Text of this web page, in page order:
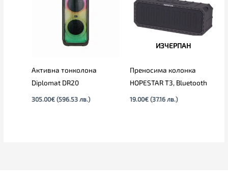
Активна тонколона
Diplomat DR20
305.00€ (596.53 лв.)
ИЗЧЕРПАН
Преносима колонка
HOPESTAR T3, Bluetooth
19.00€ (37.16 лв.)